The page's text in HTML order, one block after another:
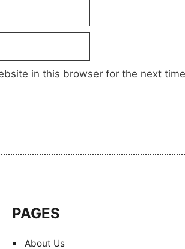
in this browser for the next
PAGES
About Us